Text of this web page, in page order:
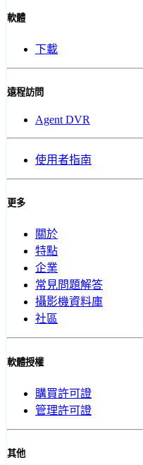
軟體
下載
遠程訪問
Agent DVR
使用者指南
更多
關於
特點
企業
常見問題解答
攝影機資料庫
社區
軟體授權
購買許可證
管理許可證
其他